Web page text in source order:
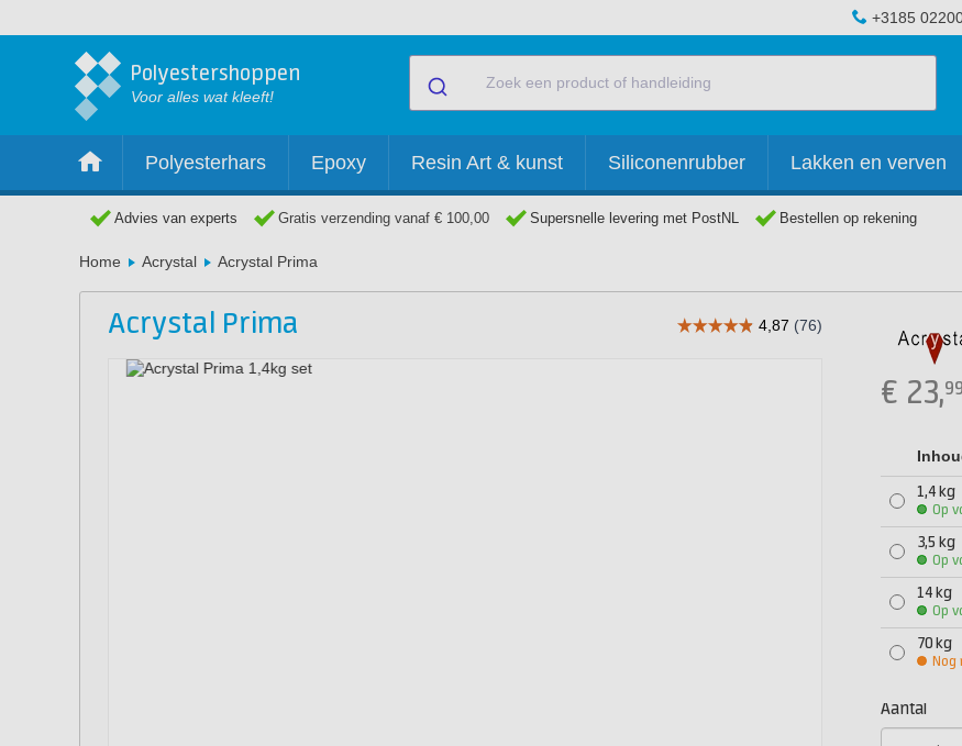
+3185
Polyestershoppen
Voor alles wat kleeft!
Polyesterhars Epoxy Resin Art & kunst Siliconenrubber Lakken en verven
Advies van experts Gratis verzending vanaf € 100,00 Supersnelle levering met PostNL Bestellen op rekening
Home Acrystal Acrystal Prima
Acrystal Prima
€ 23,99
1,4 kg
Op
3,5 kg
Op
14 kg
Op
70 kg
Nog
Aantal